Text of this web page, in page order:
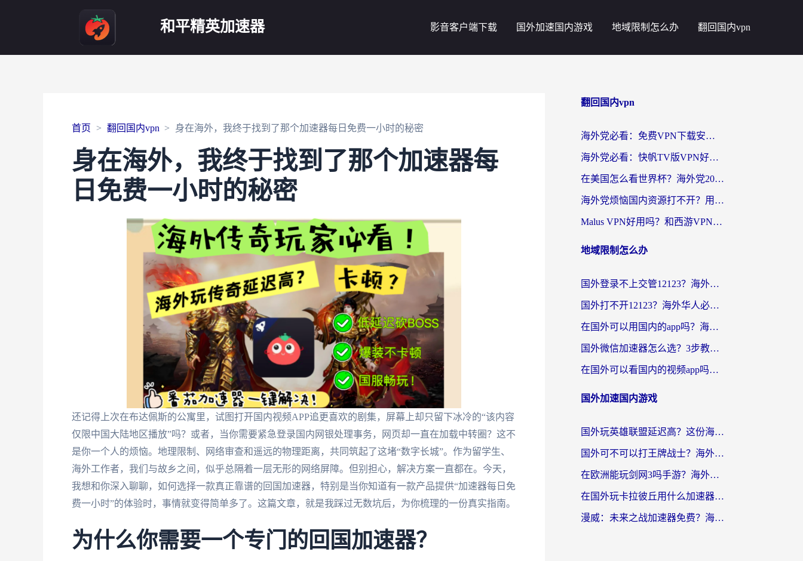
和平精英加速器 影音客户端下载 国外加速国内游戏 地域限制怎么办 翻回国内vpn
首页 翻回国内vpn 身在海外，我终于找到了那个加速器每日免费一小时的秘密
身在海外，我终于找到了那个加速器每
日免费一小时的秘密
还记得上次在布达佩斯的公寓里，试图打开国内视频APP追更喜欢的剧集，屏幕上却只留下冰冷的“该内容
仅限中国大陆地区播放”吗？或者，当你需要紧急登录国内网银处理事务，网页却一直在加载中转圈？这不
是你一个人的烦恼。地理限制、网络审查和遥远的物理距离，共同筑起了这堵“数字长城”。作为留学生、
海外工作者，我们与故乡之间，似乎总隔着一层无形的网络屏障。但别担心，解决方案一直都在。今天，
我想和你深入聊聊，如何选择一款真正靠谱的回国加速器，特别是当你知道有一款产品提供“加速器每日免
费一小时”的体验时，事情就变得简单多了。这篇文章，就是我踩过无数坑后，为你梳理的一份真实指南。
为什么你需要一个专门的回国加速器？
翻回国内vpn
海外党必看：免费VPN下载安卓+3步选对国外到国内加速器，无缝刷国内资源
海外党必看：快帆TV版VPN好用吗？和斧牛手游VPN对比哪个回国效果更好？附电脑翻墙回国实用技巧
在美国怎么看世界杯？海外党2026最新回国加速器指南：从影音到游戏全搞定
海外党烦恼国内资源打不开？用VPN上海节点+这几点，轻松搞定回国加速！
Malus VPN好用吗？和西游VPN对比哪个回国效果更好？海外党亲测后的真实选择
地域限制怎么办
国外登录不上交管12123？海外党选对回国加速器，无缝访问国内资源不发愁
国外打不开12123？海外华人必看：选对回国加速器，无缝访问国内资源
在国外可以用国内的app吗？海外党亲测有效的回国加速方案
国外微信加速器怎么选？3步教你无缝访问国内资源（附避坑指南）
在国外可以看国内的视频app吗知乎？海外党亲测有效的追剧解决方案
国外加速国内游戏
国外玩英雄联盟延迟高？这份海外畅玩国服游戏的加速器终极指南帮你搞定
国外可不可以打王牌战士？海外党国服游戏加速终极指南（附3款热门游戏实测）
在欧洲能玩剑网3吗手游？海外党国服畅玩终极攻略（附三大热门游戏解决方案）
在国外玩卡拉彼丘用什么加速器好一点？海外党亲测有效的国服游戏加速指南
漫威：未来之战加速器免费？海外玩家国服畅玩终极指南（附一梦江湖弈剑行解决方案）